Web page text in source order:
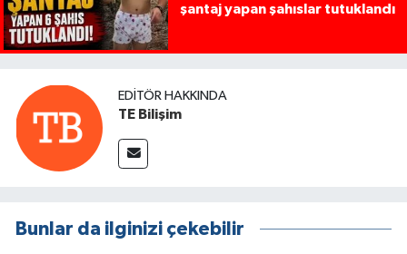
şantaj yapan şahıslar tutuklandı
EDITÖR HAKKINDA
TE Bilişim
Bunlar da ilginizi çekebilir